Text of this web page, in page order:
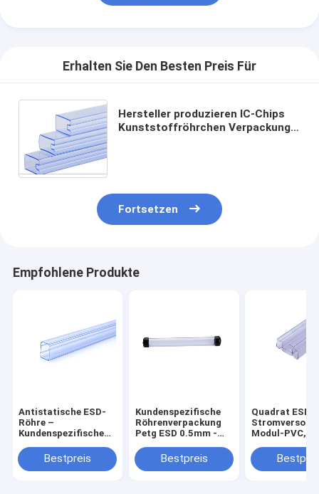
Erhalten Sie Den Besten Preis Für
Hersteller produzieren IC-Chips
Kunststoffröhrchen Verpackung
Fortsetzen
Empfohlene Produkte
Antistatische ESD-
Röhre –
Kundenspezifische
Verpackungsröhre
für antistatische
Bestpreis
Kundenspezifische
Röhrenverpackung
Petg ESD 0.5mm -
Endstöpseln
Bestpreis
Quadrat ESD-
Modul-PVC,
verpackt